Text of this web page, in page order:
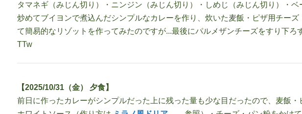
タマネギ（みじん切り）・ニンジン（みじん切り）・しめじ（みじん切り）・ベ
炒めてブイヨンで煮込んだシンプルなカレーを作り、炊いた麦飯・ピザ用チーズ
て簡易的なリゾットを作ってみたのですが...最後にパルメザンチーズをすり下ろ
TTw
【2025/10/31（金） 夕食】
前日に作ったカレーがシンプルだった上に残った量も少な目だったので、麦飯